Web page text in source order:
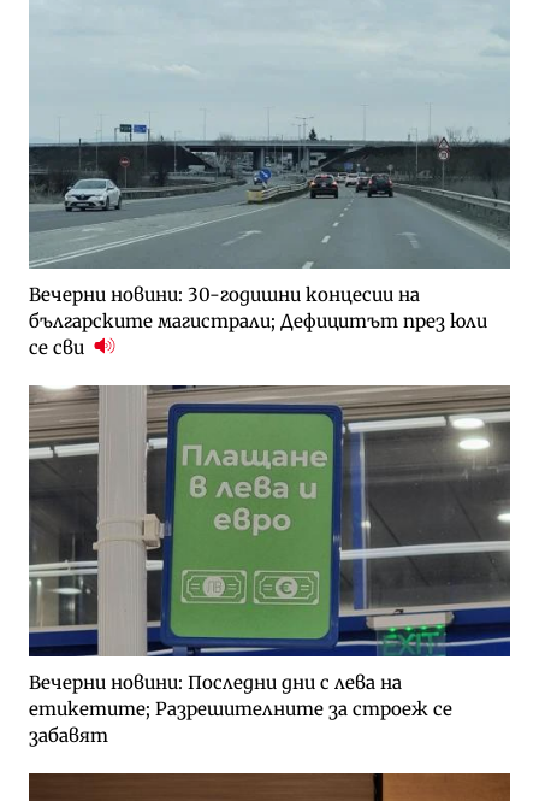
Вечерни новини: 30-годишни концесии на
българските магистрали; Дефицитът през юли
се сви
Вечерни новини: Последни дни с лева на
етикетите; Разрешителните за строеж се
забавят